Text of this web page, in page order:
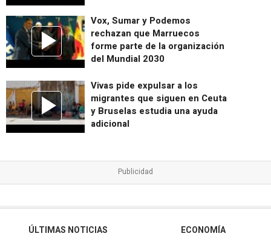
Vox, Sumar y Podemos
rechazan que Marruecos
forme parte de la organización
del Mundial 2030
Vivas pide expulsar a los
migrantes que siguen en Ceuta
y Bruselas estudia una ayuda
adicional
ÚLTIMAS NOTICIAS
ECONOMÍA